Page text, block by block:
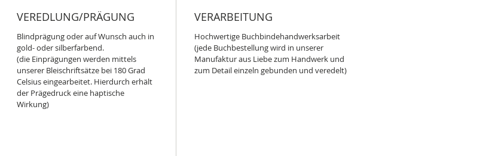
VEREDLUNG/PRÄGUNG
Blindprägung oder auf Wunsch auch in
gold- oder silberfarbend.
(die Einprägungen werden mittels
unserer Bleischriftsätze bei 180 Grad
Celsius eingearbeitet. Hierdurch erhält
der Prägedruck eine haptische
Wirkung)
VERARBEITUNG
Hochwertige Buchbindehandwerksarbeit
(jede Buchbestellung wird in unserer
Manufaktur aus Liebe zum Handwerk und
zum Detail einzeln gebunden und veredelt)